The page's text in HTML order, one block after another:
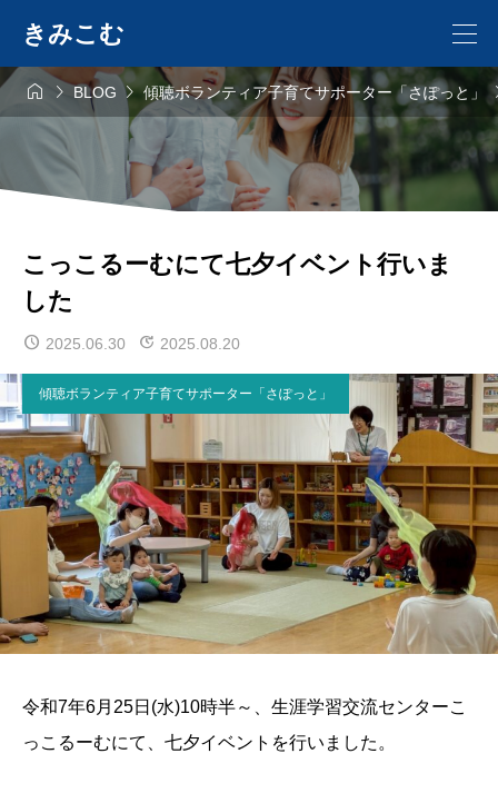
きみこむ
 BLOG 傾聴ボランティア子育てサポーター「さぽっと」
こっこるーむにて七夕イベント行いま
した
2025.06.30 2025.08.20
傾聴ボランティア子育てサポーター「さぽっと」
令和7年6月25日(水)10時半～、生涯学習交流センターこ
っこるーむにて、七夕イベントを行いました。